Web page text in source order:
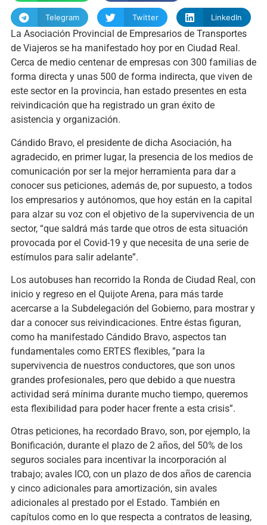
Telegram Twitter LinkedIn
La Asociación Provincial de Empresarios de Transportes
de Viajeros se ha manifestado hoy por en Ciudad Real.
Cerca de medio centenar de empresas con 300 familias de
forma directa y unas 500 de forma indirecta, que viven de
este sector en la provincia, han estado presentes en esta
reivindicación que ha registrado un gran éxito de
asistencia y organización.
Cándido Bravo, el presidente de dicha Asociación, ha
agradecido, en primer lugar, la presencia de los medios de
comunicación por ser la mejor herramienta para dar a
conocer sus peticiones, además de, por supuesto, a todos
los empresarios y autónomos, que hoy están en la capital
para alzar su voz con el objetivo de la supervivencia de un
sector, “que saldrá más tarde que otros de esta situación
provocada por el Covid-19 y que necesita de una serie de
estímulos para salir adelante”.
Los autobuses han recorrido la Ronda de Ciudad Real, con
inicio y regreso en el Quijote Arena, para más tarde
acercarse a la Subdelegación del Gobierno, para mostrar y
dar a conocer sus reivindicaciones. Entre éstas figuran,
como ha manifestado Cándido Bravo, aspectos tan
fundamentales como ERTES flexibles, ”para la
supervivencia de nuestros conductores, que son unos
grandes profesionales, pero que debido a que nuestra
actividad será mínima durante mucho tiempo, queremos
esta flexibilidad para poder hacer frente a esta crisis”.
Otras peticiones, ha recordado Bravo, son, por ejemplo, la
Bonificación, durante el plazo de 2 años, del 50% de los
seguros sociales para incentivar la incorporación al
trabajo; avales ICO, con un plazo de dos años de carencia
y cinco adicionales para amortización, sin avales
adicionales al prestado por el Estado. También en
capítulos como en lo que respecta a contratos de leasing,